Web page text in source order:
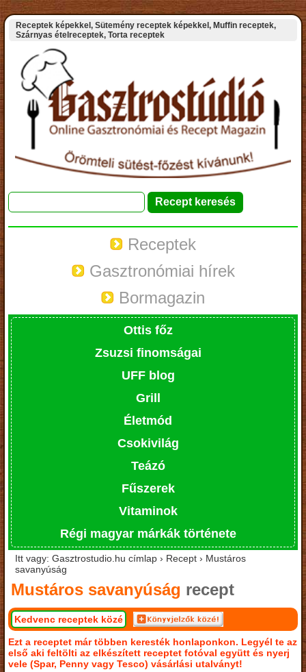
Receptek képekkel, Sütemény receptek képekkel, Muffin receptek,
Szárnyas ételreceptek, Torta receptek
Receptek
Gasztronómiai hírek
Bormagazin
Ottis főz
Zsuzsi finomságai
UFF blog
Grill
Életmód
Csokivilág
Teázó
Fűszerek
Vitaminok
Régi magyar márkák története
Itt vagy: Gasztrostudio.hu címlap › Recept › Mustáros
savanyúság
Mustáros savanyúság recept
Kedvenc receptek közé
Ezt a receptet már többen keresték honlaponkon. Legyél te az
első aki feltölti az elkészített receptet fotóval együtt és nyerj
vele (Spar, Penny vagy Tesco) vásárlási utalványt!